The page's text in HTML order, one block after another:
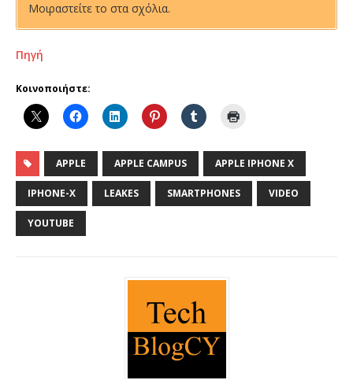
Μοιραστείτε το στα σχόλια.
Πηγή
Κοινοποιήστε:
APPLE APPLE CAMPUS APPLE IPHONE X
IPHONE-X LEAKES SMARTPHONES VIDEO
YOUTUBE